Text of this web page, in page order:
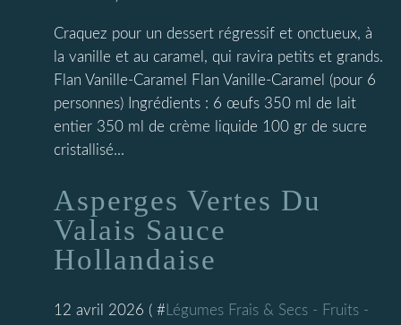
Craquez pour un dessert régressif et onctueux, à
la vanille et au caramel, qui ravira petits et grands.
Flan Vanille-Caramel Flan Vanille-Caramel (pour 6
personnes) Ingrédients : 6 œufs 350 ml de lait
entier 350 ml de crème liquide 100 gr de sucre
cristallisé...
Asperges Vertes Du
Valais Sauce
Hollandaise
12 avril 2026 ( # Légumes Frais & Secs - Fruits -